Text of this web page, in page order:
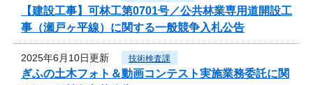
【建設工事】可林工第0701号／公共林業専用道開設工
事（瀬戸ヶ平線）に関する一般競争入札公告
2025年6月10日更新 技術検査課
ぎふの土木フォト＆動画コンテスト実施業務委託に関